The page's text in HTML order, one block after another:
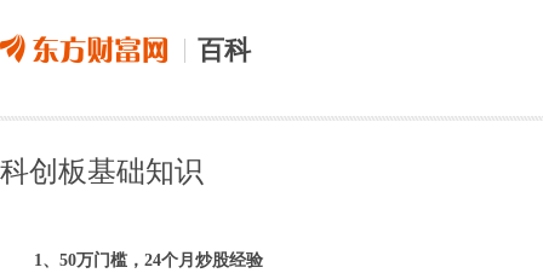
百科
科创板基础知识
1、50万门槛，24个月炒股经验